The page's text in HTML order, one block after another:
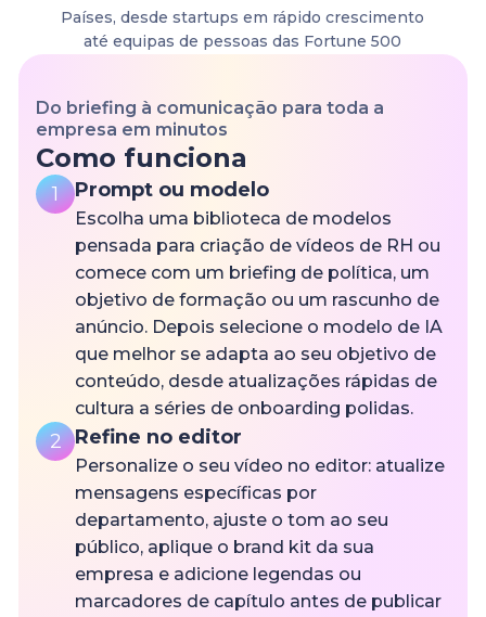
Países, desde startups em rápido crescimento
até equipas de pessoas das Fortune 500
Do briefing à comunicação para toda a
empresa em minutos
Como funciona
1 Prompt ou modelo
Escolha uma biblioteca de modelos
pensada para criação de vídeos de RH ou
comece com um briefing de política, um
objetivo de formação ou um rascunho de
anúncio. Depois selecione o modelo de IA
que melhor se adapta ao seu objetivo de
conteúdo, desde atualizações rápidas de
cultura a séries de onboarding polidas.
2 Refine no editor
Personalize o seu vídeo no editor: atualize
mensagens específicas por
departamento, ajuste o tom ao seu
público, aplique o brand kit da sua
empresa e adicione legendas ou
marcadores de capítulo antes de publicar